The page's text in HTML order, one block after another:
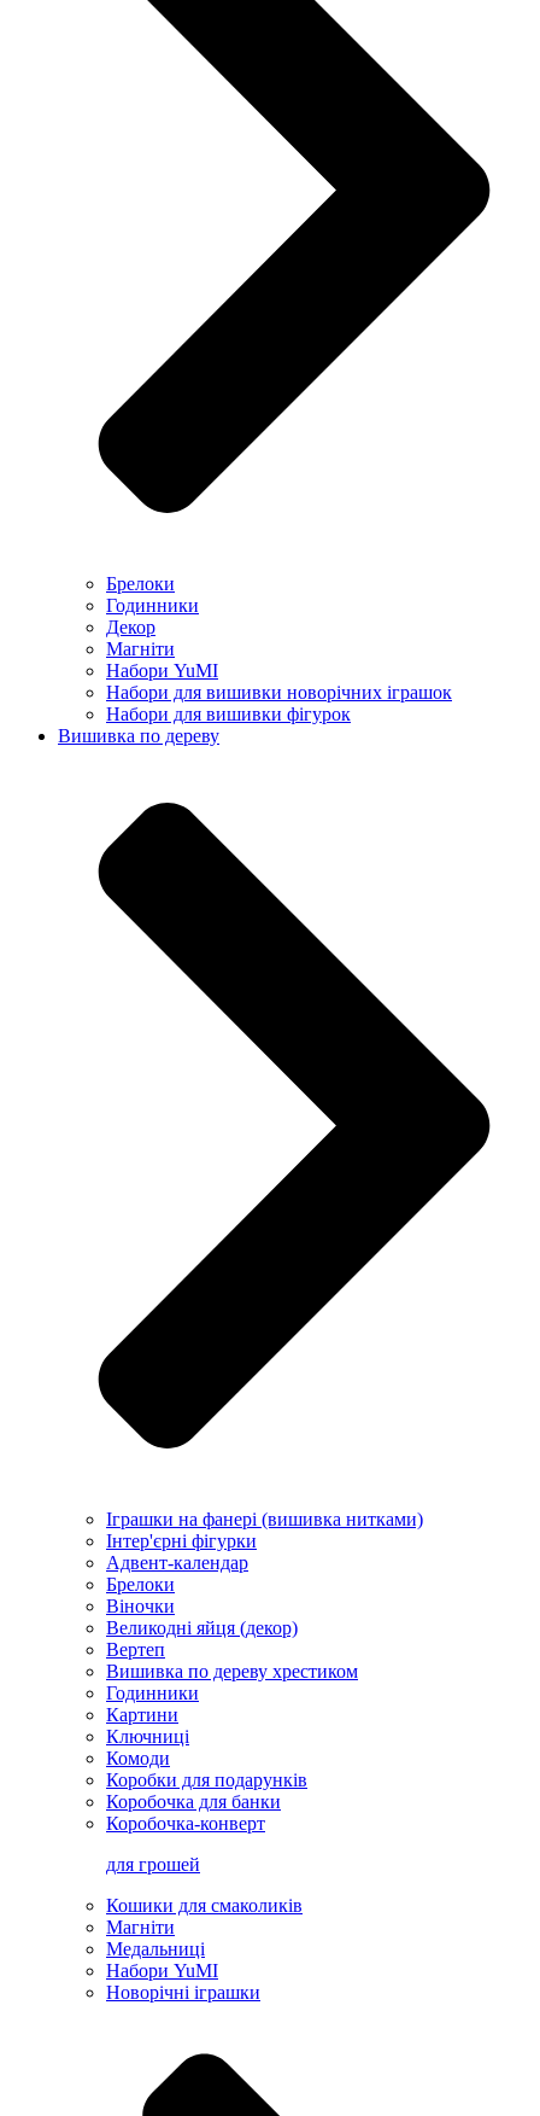
Брелоки
Годинники
Декор
Магніти
Набори YuMI
Набори для вишивки новорічних іграшок
Набори для вишивки фігурок
Вишивка по дереву
Іграшки на фанері (вишивка нитками)
Інтер'єрні фігурки
Адвент-календар
Брелоки
Віночки
Великодні яйця (декор)
Вертеп
Вишивка по дереву хрестиком
Годинники
Картини
Ключниці
Комоди
Коробки для подарунків
Коробочка для банки
Коробочка-конверт
для грошей
Кошики для смаколиків
Магніти
Медальниці
Набори YuMI
Новорічні іграшки